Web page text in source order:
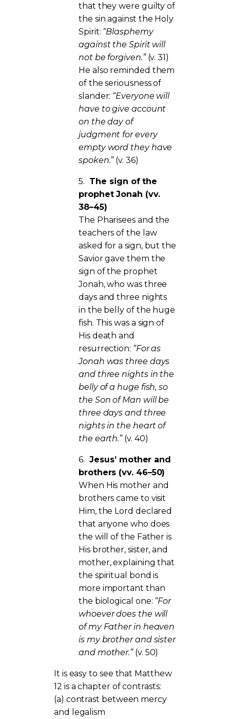
that they were guilty of
the sin against the Holy
Spirit: “Blasphemy
against the Spirit will
not be forgiven.”(v. 31)
He also reminded them
of the seriousness of
slander: “Everyone will
have to give account
on the day of
judgment for every
empty word they have
spoken.”(v. 36)
5. The sign of the
prophet Jonah (vv.
38–45)
The Pharisees and the
teachers of the law
asked for a sign, but the
Savior gave them the
sign of the prophet
Jonah, who was three
days and three nights
in the belly of the huge
fish. This was a sign of
His death and
resurrection: “For as
Jonah was three days
and three nights in the
belly of a huge fish, so
the Son of Man will be
three days and three
nights in the heart of
the earth.”(v. 40)
6. Jesus’ mother and
brothers (vv. 46–50)
When His mother and
brothers came to visit
Him, the Lord declared
that anyone who does
the will of the Father is
His brother, sister, and
mother, explaining that
the spiritual bond is
more important than
the biological one: “For
whoever does the will
of my Father in heaven
is my brother and sister
and mother.”(v. 50)
It is easy to see that Matthew
12 is a chapter of contrasts:
(a) contrast between mercy
and legalism